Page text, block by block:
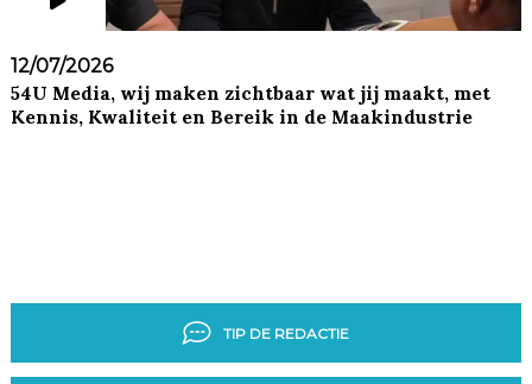
12/07/2026
54U Media, wij maken zichtbaar wat jij maakt, met
Kennis, Kwaliteit en Bereik in de Maakindustrie
TIP DE REDACTIE